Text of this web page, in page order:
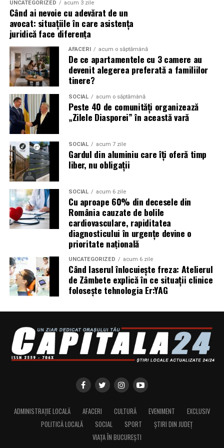
Un ulei formulat pentru utilizarea cu DPF contribuie la:
reducerea acumulării de reziduuri;
protejarea filtrului de particule;
funcționarea eficientă a sistemului antipoluare.
Acest aspect este esențial pentru reducerea riscului
unor reparații costisitoare.
Avantajele Ravenol VMP USVO 5W30
Printre cele mai importante avantaje se numără:
tehnologie USVO;
rezistență la oxidare;
protecție împotriva uzurii;
reducerea depunerilor;
compatibilitate cu numeroase aprobări OEM;
performanțe foarte bune la pornirea la rece;
Ravenol VMP USVO 5W30 vs alte uleiuri 5W30
Mulți șoferi compară acest produs cu alte uleiuri
premium.
Diferențele apar în special la:
tehnologia utilizată;
aprobările OEM;
stabilitatea vâscozității;
și oportunități pentru orice afacere.
(Advertorial)
UNCATEGORIZED acum 3 zile
Când ai nevoie cu adevărat de un
avocat: situațiile în care asistența
juridică face diferența
AFACERI acum o săptămână
De ce apartamentele cu 3 camere au
devenit alegerea preferată a familiilor
tinere?
SOCIAL acum o săptămână
Peste 40 de comunități organizează
„Zilele Diasporei” în această vară
SOCIAL acum 7 zile
Gardul din aluminiu care îți oferă timp
liber, nu obligații
SOCIAL acum 6 zile
Cu aproape 60% din decesele din
România cauzate de bolile
cardiovasculare, rapiditatea
diagnosticului în urgențe devine o
prioritate națională
UNCATEGORIZED acum 6 zile
Când laserul înlocuiește freza: Atelierul
de Zâmbete explică în ce situații clinice
folosește tehnologia Er:YAG
ADMINISTRAȚIE LOCALĂ AFACERI CULTURĂ EVENIMENT
EXCLUSIV
POLITICĂ LOCALĂ
SOCIAL SPORT
ȘTIRI DIN JUDEȚ
VIAȚA ÎN BUCUREȘTI